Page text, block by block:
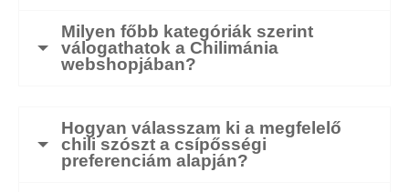
Milyen főbb kategóriák szerint
válogathatok a Chilimánia
webshopjában?
Hogyan válasszam ki a megfelelő
chili szószt a csípősségi
preferenciám alapján?